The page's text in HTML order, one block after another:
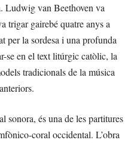
Ludwig van Beethoven va
trigar gairebé quatre anys a
per la sordesa i una profunda
se en el text litúrgic catòlic, la
tradicionals de la música
sonora, és una de les partitures
coral occidental. L’obra